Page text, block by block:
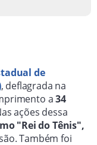
de
, deflagrada na
a34
ações dessa
"Rei do Tênis",
Também foi